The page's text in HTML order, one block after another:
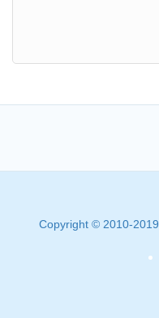
Copyright © 2010-2019